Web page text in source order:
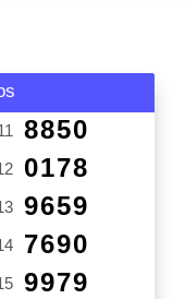
8850
0178
9659
7690
9979